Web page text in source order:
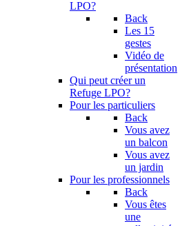
LPO?
Back
Les 15
gestes
Vidéo de
présentation
Qui peut créer un
Refuge LPO?
Pour les particuliers
Back
Vous avez
un balcon
Vous avez
un jardin
Pour les professionnels
Back
Vous êtes
une